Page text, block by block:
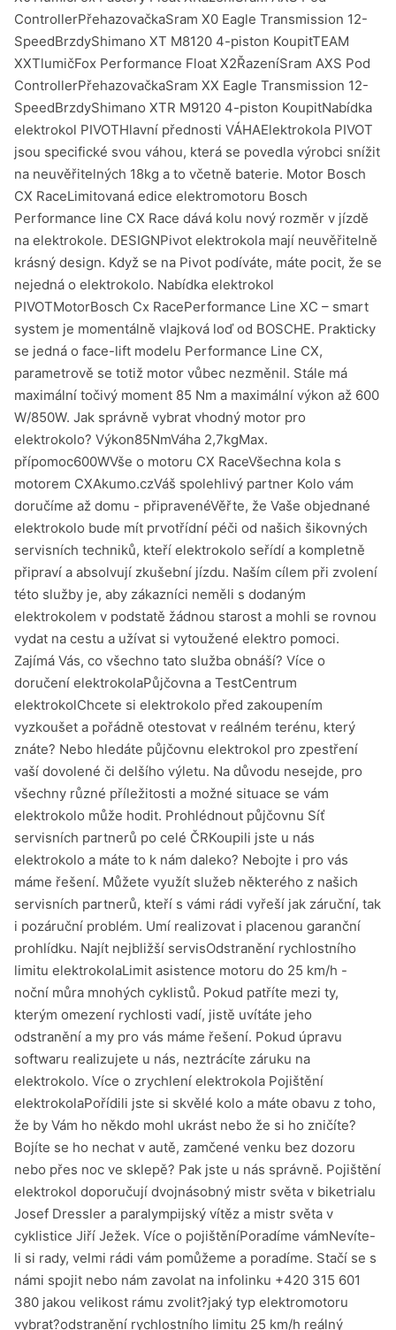
ControllerPřehazovačkaSram X0 Eagle Transmission 12-
SpeedBrzdyShimano XT M8120 4-piston KoupitTEAM
XXTlumičFox Performance Float X2ŘazeníSram AXS Pod
ControllerPřehazovačkaSram XX Eagle Transmission 12-
SpeedBrzdyShimano XTR M9120 4-piston KoupitNabídka
elektrokol PIVOTHlavní přednosti VÁHAElektrokola PIVOT
jsou specifické svou váhou, která se povedla výrobci snížit
na neuvěřitelných 18kg a to včetně baterie. Motor Bosch
CX RaceLimitovaná edice elektromotoru Bosch
Performance line CX Race dává kolu nový rozměr v jízdě
na elektrokole. DESIGNPivot elektrokola mají neuvěřitelně
krásný design. Když se na Pivot podíváte, máte pocit, že se
nejedná o elektrokolo. Nabídka elektrokol
PIVOTMotorBosch Cx RacePerformance Line XC – smart
system je momentálně vlajková loď od BOSCHE. Prakticky
se jedná o face-lift modelu Performance Line CX,
parametrově se totiž motor vůbec nezměnil. Stále má
maximální točivý moment 85 Nm a maximální výkon až 600
W/850W. Jak správně vybrat vhodný motor pro
elektrokolo? Výkon85NmVáha 2,7kgMax.
přípomoc600WVše o motoru CX RaceVšechna kola s
motorem CXAkumo.czVáš spolehlivý partner Kolo vám
doručíme až domu - připravenéVěřte, že Vaše objednané
elektrokolo bude mít prvotřídní péči od našich šikovných
servisních techniků, kteří elektrokolo seřídí a kompletně
připraví a absolvují zkušební jízdu. Naším cílem při zvolení
této služby je, aby zákazníci neměli s dodaným
elektrokolem v podstatě žádnou starost a mohli se rovnou
vydat na cestu a užívat si vytoužené elektro pomoci.
Zajímá Vás, co všechno tato služba obnáší? Více o
doručení elektrokolaPůjčovna a TestCentrum
elektrokolChcete si elektrokolo před zakoupením
vyzkoušet a pořádně otestovat v reálném terénu, který
znáte? Nebo hledáte půjčovnu elektrokol pro zpestření
vaší dovolené či delšího výletu. Na důvodu nesejde, pro
všechny různé příležitosti a možné situace se vám
elektrokolo může hodit. Prohlédnout půjčovnu Síť
servisních partnerů po celé ČRKoupili jste u nás
elektrokolo a máte to k nám daleko? Nebojte i pro vás
máme řešení. Můžete využít služeb některého z našich
servisních partnerů, kteří s vámi rádi vyřeší jak záruční, tak
i pozáruční problém. Umí realizovat i placenou garanční
prohlídku. Najít nejbližší servisOdstranění rychlostního
limitu elektrokolaLimit asistence motoru do 25 km/h -
noční můra mnohých cyklistů. Pokud patříte mezi ty,
kterým omezení rychlosti vadí, jistě uvítáte jeho
odstranění a my pro vás máme řešení. Pokud úpravu
softwaru realizujete u nás, neztrácíte záruku na
elektrokolo. Více o zrychlení elektrokola Pojištění
elektrokolaPořídili jste si skvělé kolo a máte obavu z toho,
že by Vám ho někdo mohl ukrást nebo že si ho zničíte?
Bojíte se ho nechat v autě, zamčené venku bez dozoru
nebo přes noc ve sklepě? Pak jste u nás správně. Pojištění
elektrokol doporučují dvojnásobný mistr světa v biketrialu
Josef Dressler a paralympijský vítěz a mistr světa v
cyklistice Jiří Ježek. Více o pojištěníPoradíme vámNevíte-
li si rady, velmi rádi vám pomůžeme a poradíme. Stačí se s
námi spojit nebo nám zavolat na infolinku +420 315 601
380 jakou velikost rámu zvolit?jaký typ elektromotoru
vybrat?odstranění rychlostního limitu 25 km/h reálný